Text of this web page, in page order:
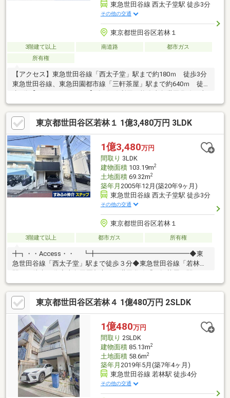
東急世田谷線 西太子堂駅 徒歩3分
その他の交通
東京都世田谷区若林１
3階建て以上 南道路
都市ガス
所有権
【アクセス】東急世田谷線「西太子堂」駅まで約180ｍ 徒歩3分
東急世田谷線、東急田園都市線「三軒茶屋」駅まで約640ｍ 徒
急田園都市線「三軒茶屋」駅まで徒歩８分〇敷地面積７１．１７
㎡〇延床面積９３．９６㎡ （１階：３３．５７㎡ ２階：３
２．４０㎡ ３階：２７．９９㎡）〇間取 ３LDK〇平成１７年
１２月新築〇3階建て
東京都世田谷区若林１ 1億3,480万円 3LDK
1億3,480万円
間取り 3LDK
建物面積103.19m2
土地面積69.32m2
築年月 2005年12月(築20年9ヶ月)
東急世田谷線 西太子堂駅 徒歩3分
その他の交通
東京都世田谷区若林１
3階建て以上 都市ガス 所有権
╋┓・・Access・・ ┗╋━━━━━━━━━━━━━━◆東
急世田谷線「西太子堂」駅まで徒歩３分◆東急世田谷線「若林」
駅まで徒歩６分◆東急田園都市線、世田谷線「三軒茶屋」駅まで
徒歩９分Point━━━━・・・・土地面積／69.32㎡（20.96坪）・
建物面積／103.19㎡（31.21坪）・閑静な住宅街・・約22.7帖の
広々LDK・全居室6帖以上、収納付き・1821サイズのゆったりとし
た浴室・洗面台ダブルボウル、ゆとりのある洗面スペース・カー
スペース1台分あり（車種による）
東京都世田谷区若林４ 1億480万円 2SLDK
1億480万円
間取り 2SLDK
建物面積85.13m2
土地面積58.6m2
築年月 2019年5月(築7年4ヶ月)
東急世田谷線 若林駅 徒歩4分
その他の交通